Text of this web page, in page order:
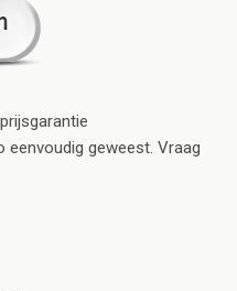
eenvoudig geweest. Vraag